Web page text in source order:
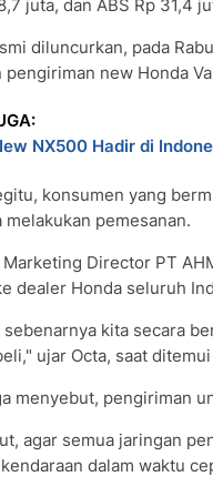
juta, dan ABS Rp 31,4
diluncurkan, pada
pengiriman new Honda
NX500 Hadir di
konsumen yang
melakukan pemesanan.
Director PT
dealer Honda seluruh
kita secara
ujar Octa, saat
menyebut, pengiriman
agar semua jaringan
dalam waktu